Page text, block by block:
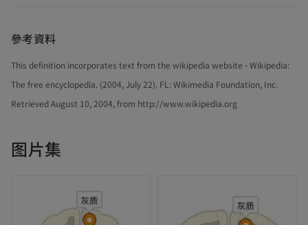
參考資料
This definition incorporates text from the wikipedia website - Wikipedia:
The free encyclopedia. (2004, July 22). FL: Wikimedia Foundation, Inc.
Retrieved August 10, 2004, from http://www.wikipedia.org
图片集